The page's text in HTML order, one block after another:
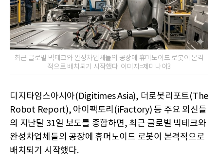
최근 글로벌 빅테크와 완성차업체들의 공장에 휴머노이드 로봇이 본격
적으로 배치되기 시작했다. 이미지=제미나이3
디지타임스아시아(Digitimes Asia), 더로봇리포트(The
Robot Report), 아이팩토리(iFactory) 등 주요 외신들
의 지난달 31일 보도를 종합하면, 최근 글로벌 빅테크와
완성차업체들의 공장에 휴머노이드 로봇이 본격적으로
배치되기 시작했다.